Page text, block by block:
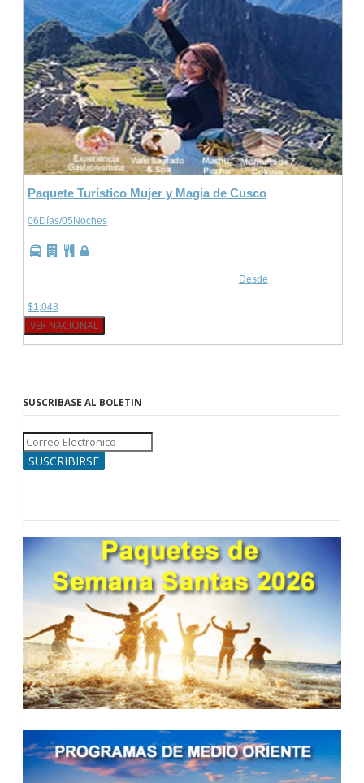
Paquete Turístico Mujer y Magia de Cusco
06Días/05Noches
Desde
$1,048
VER NACIONAL
SUSCRIBASE AL BOLETIN